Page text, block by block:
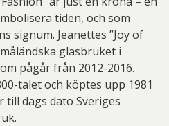
tiden, och som
signum. Jeanettes ”Joy of
glasbruket i
pågår från 2012-2016.
talet och köptes upp 1981
till dags dato Sveriges